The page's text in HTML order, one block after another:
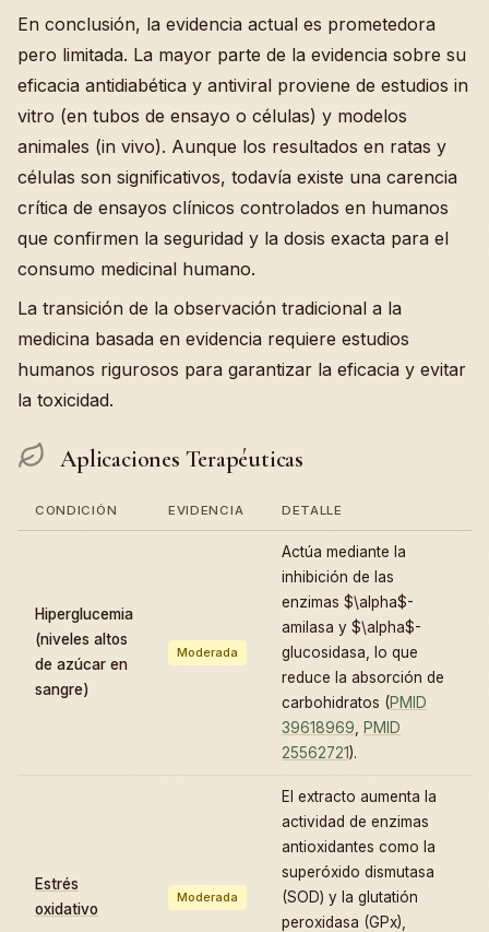
En conclusión, la evidencia actual es prometedora
pero limitada. La mayor parte de la evidencia sobre su
eficacia antidiabética y antiviral proviene de estudios in
vitro (en tubos de ensayo o células) y modelos
animales (in vivo). Aunque los resultados en ratas y
células son significativos, todavía existe una carencia
crítica de ensayos clínicos controlados en humanos
que confirmen la seguridad y la dosis exacta para el
consumo medicinal humano.
La transición de la observación tradicional a la
medicina basada en evidencia requiere estudios
humanos rigurosos para garantizar la eficacia y evitar
la toxicidad.
Aplicaciones Terapéuticas
CONDICIÓN EVIDENCIA DETALLE
Hiperglucemia
(niveles altos
de azúcar en
sangre)
Moderada
Actúa mediante la
inhibición de las
enzimas $\alpha$-
amilasa y $\alpha$-
glucosidasa, lo que
reduce la absorción de
carbohidratos (PMID
39618969
PMID
25562721).
Estrés
oxidativo
Moderada
El extracto aumenta la
actividad de enzimas
antioxidantes como la
superóxido dismutasa
(SOD) y la glutatión
peroxidasa (GPx),